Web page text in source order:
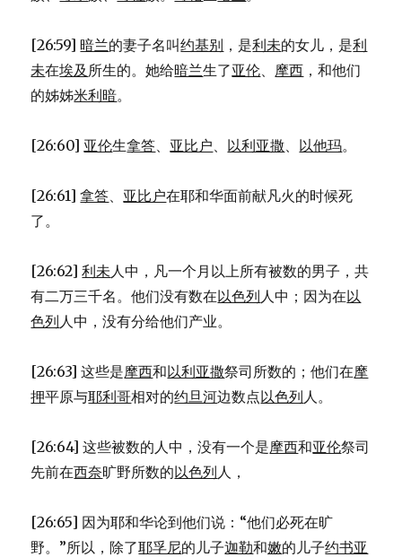
[26:59]暗兰的妻子名叫约基别 ，是利未的女儿，是利
未在埃及 所生的。她给暗兰生了亚伦、 摩西 ，和他们
的姊姊米利暗。
[26:60] 亚伦生拿答、 亚比户、 以利亚撒、 以他玛。
[26:61]拿答、 亚比户在耶和华面前献凡火的时候死
了。
[26:62]利未人中，凡一个月以上所有被数的男子，共
有二万三千名。他们没有数在以色列人中；因为在以
色列人中，没有分给他们产业。
[26:63] 这些是摩西和以利亚撒祭司所数的；他们在摩
押平原与耶利哥相对的约旦河边数点以色列人。
[26:64] 这些被数的人中，没有一个是摩西和亚伦祭司
先前在西奈旷野所数的以色列人，
[26:65] 因为耶和华论到他们说：“他们必死在旷
野。”所以，除了耶孚尼的儿子迦勒和嫩的儿子约书亚